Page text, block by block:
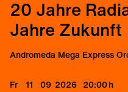
entstanden und entstehen
internationale und
Formate und immer neue
20 Jahre
Jahre Zukunft
Andromeda Mega Express
Fr 11 09 2026 20:00h